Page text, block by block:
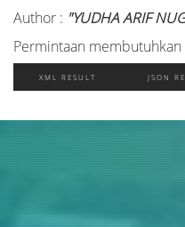
Author : "YUDHA ARIF
Permintaan membutuhkan
XML RESULT JSON